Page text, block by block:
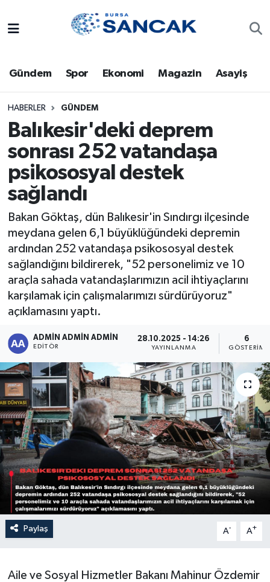
Gündem Spor Ekonomi Magazin Asayiş
HABERLER GÜNDEM
Balıkesir'deki deprem
sonrası 252 vatandaşa
psikososyal destek
sağlandı
Bakan Göktaş, dün Balıkesir'in Sındırgı ilçesinde
meydana gelen 6,1 büyüklüğündeki depremin
ardından 252 vatandaşa psikososyal destek
sağlandığını bildirerek, "52 personelimiz ve 10
araçla sahada vatandaşlarımızın acil ihtiyaçlarını
karşılamak için çalışmalarımızı sürdürüyoruz"
açıklamasını yaptı.
ADMİN ADMİN ADMİN
EDITÖR
28.10.2025 - 14:26
YAYINLANMA
6
GÖSTERIM
Paylaş A- A+
Aile ve Sosyal Hizmetler Bakanı Mahinur Özdemir
Bursa
Dünya
Eğitim
Ekonomi
Genel
Gündem
Magazin
Sağlık
Türkiye
Trafik Durumu
Süper Lig Puan Durumu ve Fikstür
Tüm Manşetler
Son Dakika Haberleri
Haber Arşivi